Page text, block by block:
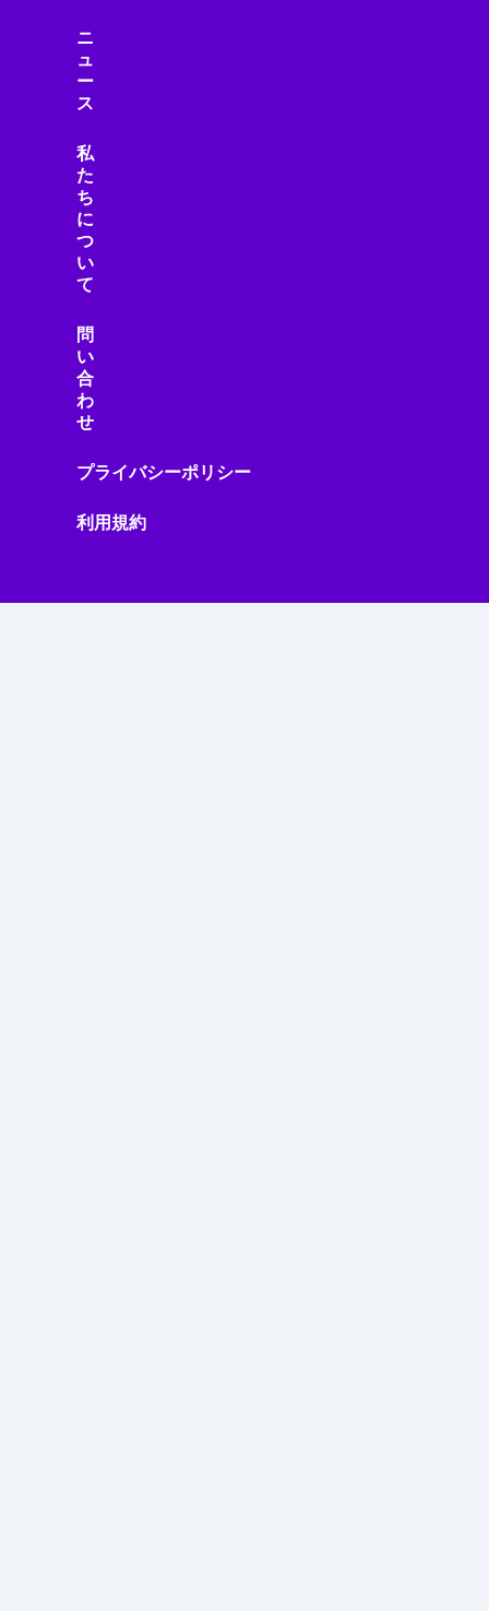
ニ
ュ
ー
ス
私
た
ち
に
つ
い
て
問
い
合
わ
せ
プライバシーポリシー
利用規約